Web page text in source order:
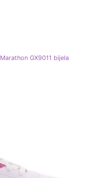
GX9011 bijela